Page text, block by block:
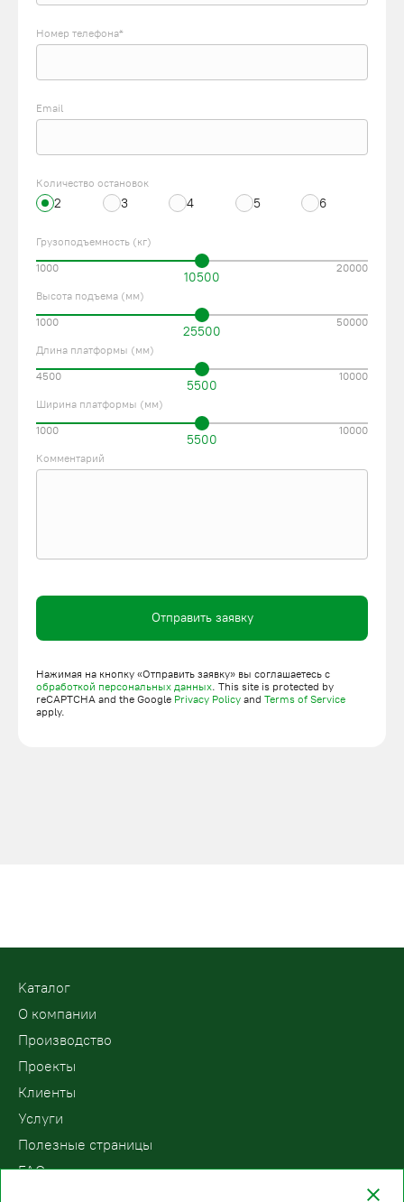
Номер телефона*
Email
Количество остановок
2 3 4 5 6
Грузоподъемность (кг)
10500
1000 20000
Высота подъема (мм)
25500
1000 50000
Длина платформы (мм)
5500
4500 10000
Ширина платформы (мм)
5500
1000 10000
Комментарий
Отправить заявку
Нажимая на кнопку «Отправить заявку» вы соглашаетесь с
обработкой персональных данных. This site is protected by
reCAPTCHA and the Google Privacy Policy and Terms of Service
apply.
Kаталог
О компании
Производство
Проекты
Клиенты
Услуги
Полезные страницы
FAQ